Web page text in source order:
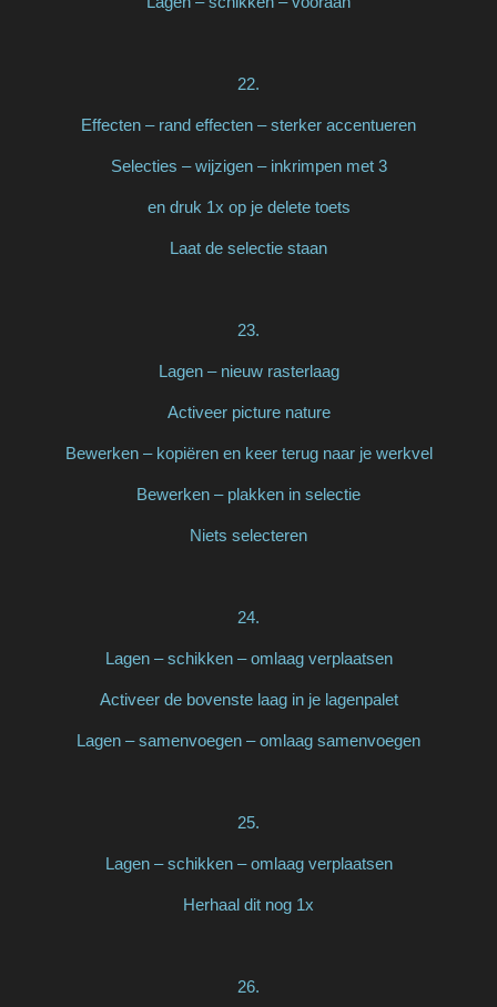
22.
Effecten – rand effecten – sterker accentueren
Selecties – wijzigen – inkrimpen met 3
en druk 1x op je delete toets
Laat de selectie staan
23.
Lagen – nieuw rasterlaag
Activeer picture nature
Bewerken – kopiëren en keer terug naar je werkvel
Bewerken – plakken in selectie
Niets selecteren
24.
Lagen – schikken – omlaag verplaatsen
Activeer de bovenste laag in je lagenpalet
Lagen – samenvoegen – omlaag samenvoegen
25.
Lagen – schikken – omlaag verplaatsen
Herhaal dit nog 1x
26.